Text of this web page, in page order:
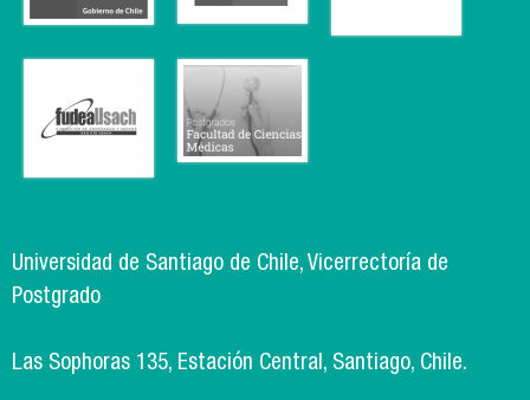
Universidad de Santiago de Chile, Vicerrectoría de
Postgrado
Las Sophoras 135, Estación Central, Santiago, Chile.